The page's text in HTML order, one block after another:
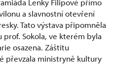
Lenky Filipové přímo
a slavnostní otevření
Tato výstava připomněla
Sokola, ve kterém byla
osazena. Záštitu
převzala ministryně kultury